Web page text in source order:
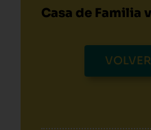
Casa de Familia